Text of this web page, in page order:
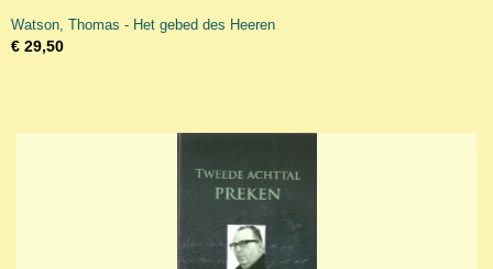
Watson, Thomas - Het gebed des Heeren
€ 29,50